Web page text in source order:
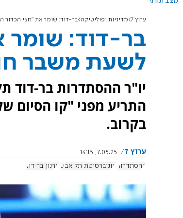
ערוץ 7 מדיניות ופוליטיקה בר-דוד: שומר את "חצי הכדור
בר-דוד: שומר
לשעת משבר
יו"ר ההסתדרות בר-דוד
התריע מפני "קו הסיום
בקרוב.
ערוץ 7
7.05.25, 14:15
ההסתדרות
אוניברסיטת תל אביב ארנון בר דוד